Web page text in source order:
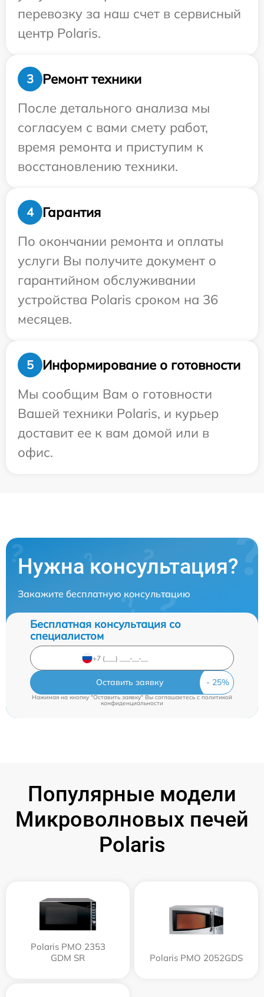
перевозку за наш счет в сервисный
центр Polaris.
3
Ремонт техники
После детального анализа мы
согласуем с вами смету работ,
время ремонта и приступим к
восстановлению техники.
4
Гарантия
По окончании ремонта и оплаты
услуги Вы получите документ о
гарантийном обслуживании
устройства Polaris сроком на 36
месяцев.
5
Информирование о готовности
Мы сообщим Вам о готовности
Вашей техники Polaris, и курьер
доставит ее к вам домой или в
офис.
Нужна консультация?
Закажите бесплатную консультацию
Бесплатная консультация со
специалистом
Оставить заявку
Нажимая на кнопку "Оставить заявку" Вы соглашаетесь c политикой
конфиденциальности
Популярные модели
Микроволновых печей
Polaris
Polaris PMO 2353
GDM SR
Polaris PMO 2052GDS